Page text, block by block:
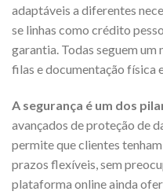
adaptáveis a diferentes
se linhas como crédito
garantia. Todas seguem
filas e documentação física
A segurança é um dos
avançados de proteção de
permite que clientes
prazos flexíveis, sem
plataforma online ainda